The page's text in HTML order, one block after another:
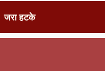
जरा हटके